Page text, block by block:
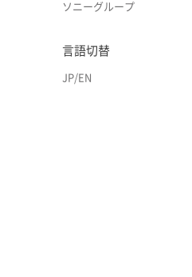
ソニーグループ
言語切替
JP/EN